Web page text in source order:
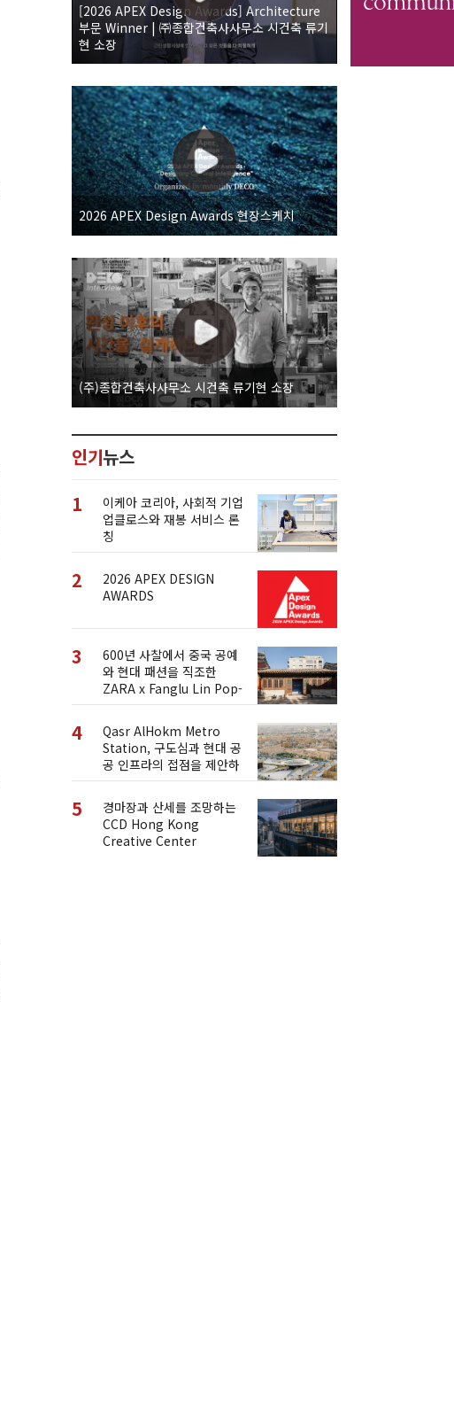
[2026 APEX Design Awards] Architecture
부문 Winner | ㈜종합건축사사무소 시건축 류기
현 소장
2026 APEX Design Awards 현장스케치
(주)종합건축사사무소 시건축 류기현 소장
인기뉴스
1
이케아 코리아, 사회적 기업
업클로스와 재봉 서비스 론
칭
2
2026 APEX DESIGN
AWARDS
3
600년 사찰에서 중국 공예
와 현대 패션을 직조한
ZARA x Fanglu Lin Pop-
Up
4
Qasr AlHokm Metro
Station, 구도심과 현대 공
공 인프라의 접점을 제안하
다
5
경마장과 산세를 조망하는
CCD Hong Kong
Creative Center